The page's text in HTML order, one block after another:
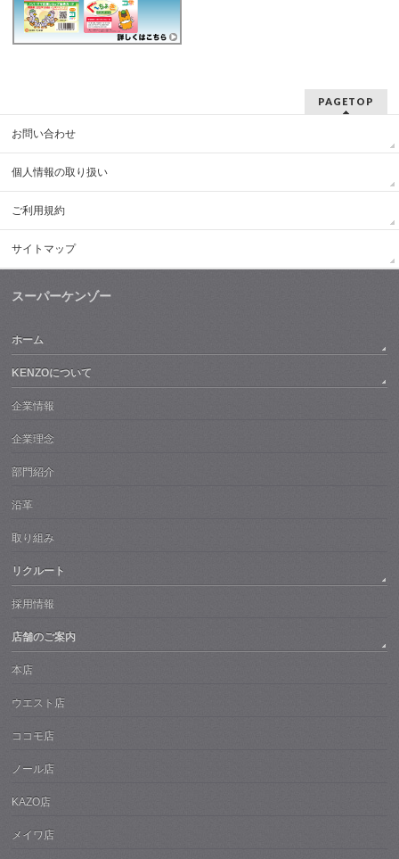
PAGETOP
お問い合わせ
個人情報の取り扱い
ご利用規約
サイトマップ
スーパーケンゾー
ホーム
KENZOについて
企業情報
企業理念
部門紹介
沿革
取り組み
リクルート
採用情報
店舗のご案内
本店
ウエスト店
ココモ店
ノール店
KAZO店
メイワ店